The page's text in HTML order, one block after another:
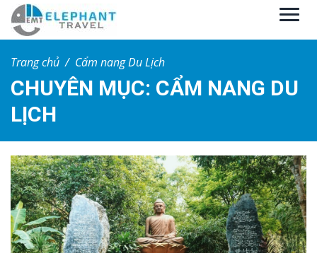
Trang chủ Cẩm nang Du Lịch
CHUYÊN MỤC: CẨM NANG DU
LỊCH